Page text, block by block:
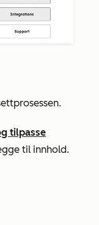
tilpasse
til innhold.